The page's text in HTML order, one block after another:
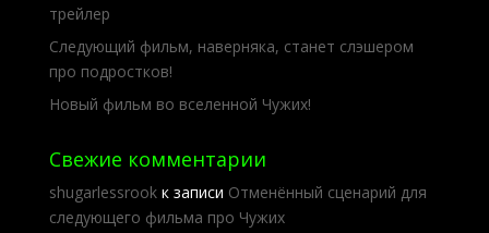
трейлер
Следующий фильм, наверняка, станет слэшером
про подростков!
Новый фильм во вселенной Чужих!
Свежие комментарии
shugarlessrookк записи Отменённый сценарий для
следующего фильма про Чужих